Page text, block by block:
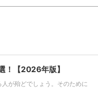
！【2026年版】
が殆どでしょう。そのために